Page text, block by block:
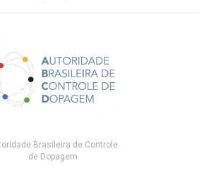
Brasileira de Controle
de Dopagem